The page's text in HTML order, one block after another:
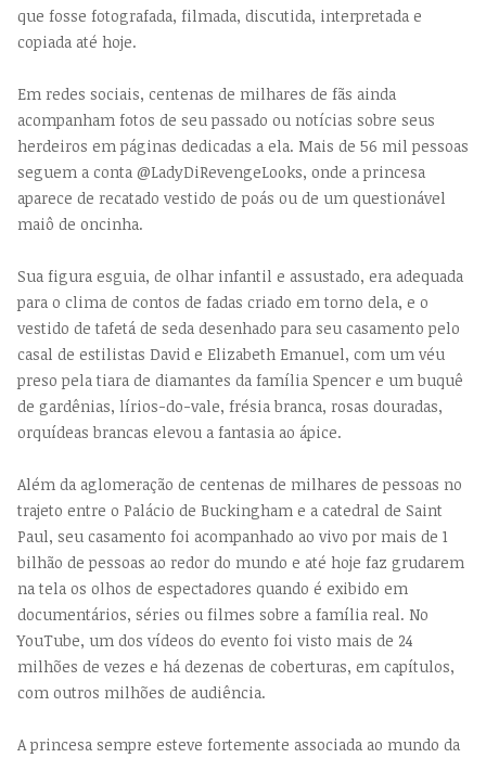
que fosse fotografada, filmada, discutida, interpretada e
copiada até hoje.
Em redes sociais, centenas de milhares de fãs ainda
acompanham fotos de seu passado ou notícias sobre seus
herdeiros em páginas dedicadas a ela. Mais de 56 mil pessoas
seguem a conta @LadyDiRevengeLooks, onde a princesa
aparece de recatado vestido de poás ou de um questionável
maiô de oncinha.
Sua figura esguia, de olhar infantil e assustado, era adequada
para o clima de contos de fadas criado em torno dela, e o
vestido de tafetá de seda desenhado para seu casamento pelo
casal de estilistas David e Elizabeth Emanuel, com um véu
preso pela tiara de diamantes da família Spencer e um buquê
de gardênias, lírios-do-vale, frésia branca, rosas douradas,
orquídeas brancas elevou a fantasia ao ápice.
Além da aglomeração de centenas de milhares de pessoas no
trajeto entre o Palácio de Buckingham e a catedral de Saint
Paul, seu casamento foi acompanhado ao vivo por mais de 1
bilhão de pessoas ao redor do mundo e até hoje faz grudarem
na tela os olhos de espectadores quando é exibido em
documentários, séries ou filmes sobre a família real. No
YouTube, um dos vídeos do evento foi visto mais de 24
milhões de vezes e há dezenas de coberturas, em capítulos,
com outros milhões de audiência.
A princesa sempre esteve fortemente associada ao mundo da